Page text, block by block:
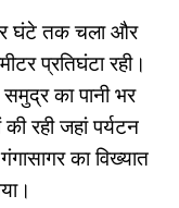
घंटे तक चला और
प्रतिघंटा रही।
का पानी भर
रही जहां पर्यटन
का विख्यात